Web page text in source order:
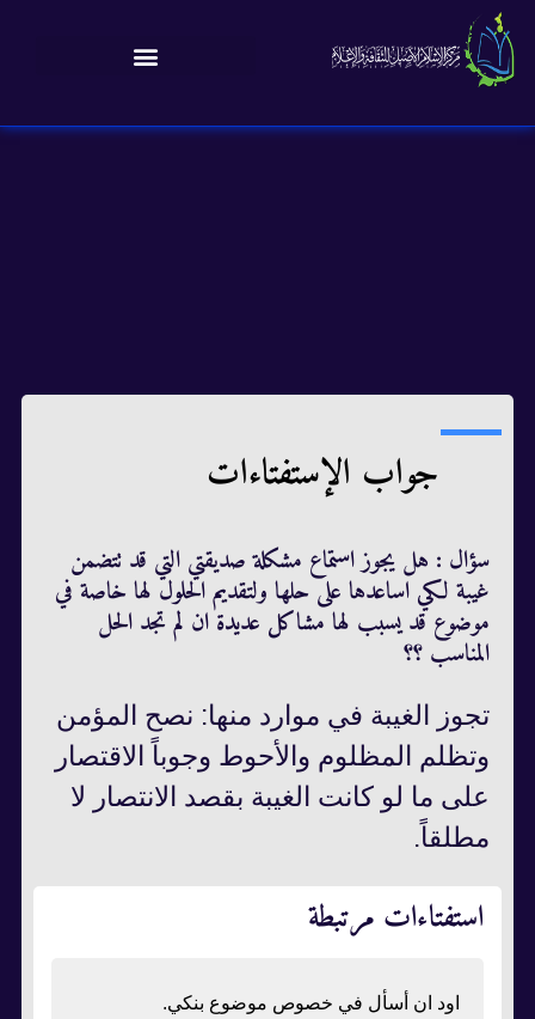
جواب الإستفتاءات
سؤال : هل يجوز استماع مشكلة صديقتي التي قد تتضمن
غيبة لكي اساعدها على حلها ولتقديم الحلول لها خاصة في
موضوع قد يسبب لها مشاكل عديدة ان لم تجد الحل
المناسب ؟؟
تجوز الغيبة في موارد منها: نصح المؤمن
وتظلم المظلوم والأحوط وجوباً الاقتصار
على ما لو كانت الغيبة بقصد الانتصار لا
مطلقاً.
استفتاءات مرتبطة
اود ان أسأل في خصوص موضوع بنكي.